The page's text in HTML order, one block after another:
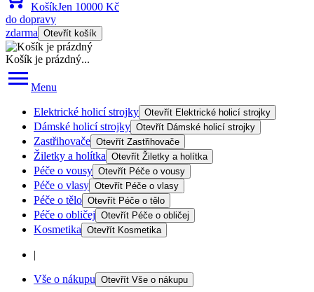
KošíkJen 10000 Kč
do dopravy
zdarma Otevřít košík
Košík je prázdný...
Menu
Elektrické holicí strojky Otevřít Elektrické holicí strojky
Dámské holicí strojky Otevřít Dámské holicí strojky
Zastřihovače Otevřít Zastřihovače
Žiletky a holítka Otevřít Žiletky a holítka
Péče o vousy Otevřít Péče o vousy
Péče o vlasy Otevřít Péče o vlasy
Péče o tělo Otevřít Péče o tělo
Péče o obličej Otevřít Péče o obličej
Kosmetika Otevřít Kosmetika
|
Vše o nákupu Otevřít Vše o nákupu